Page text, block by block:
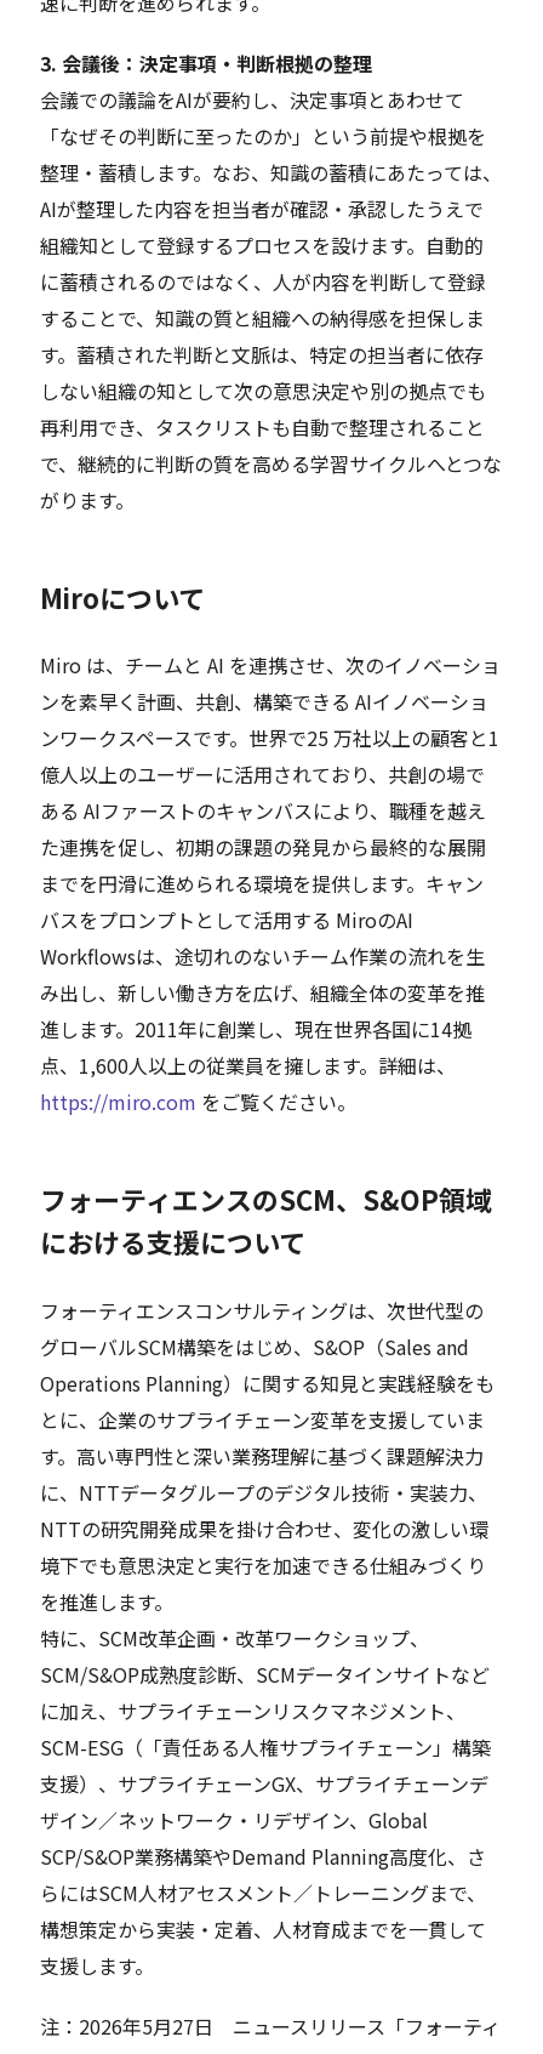
3. 会議後：決定事項・判断根拠の整理
会議での議論をAIが要約し、決定事項とあわせて
「なぜその判断に至ったのか」という前提や根拠を
整理・蓄積します。なお、知識の蓄積にあたっては、
AIが整理した内容を担当者が確認・承認したうえで
組織知として登録するプロセスを設けます。自動的
に蓄積されるのではなく、人が内容を判断して登録
することで、知識の質と組織への納得感を担保しま
す。蓄積された判断と文脈は、特定の担当者に依存
しない組織の知として次の意思決定や別の拠点でも
再利用でき、タスクリストも自動で整理されること
で、継続的に判断の質を高める学習サイクルへとつな
がります。
Miroについて
Miro は、チームと AI を連携させ、次のイノベーショ
ンを素早く計画、共創、構築できる AIイノベーショ
ンワークスペースです。世界で25 万社以上の顧客と1
億人以上のユーザーに活用されており、共創の場で
ある AIファーストのキャンバスにより、職種を越え
た連携を促し、初期の課題の発見から最終的な展開
までを円滑に進められる環境を提供します。キャン
バスをプロンプトとして活用する MiroのAI
Workflowsは、途切れのないチーム作業の流れを生
み出し、新しい働き方を広げ、組織全体の変革を推
進します。2011年に創業し、現在世界各国に14拠
点、1,600人以上の従業員を擁します。詳細は、
https://miro.com をご覧ください。
フォーティエンスのSCM、S&OP領域
における支援について
フォーティエンスコンサルティングは、次世代型の
グローバルSCM構築をはじめ、S&OP（Sales and
Operations Planning）に関する知見と実践経験をも
とに、企業のサプライチェーン変革を支援していま
す。高い専門性と深い業務理解に基づく課題解決力
に、NTTデータグループのデジタル技術・実装力、
NTTの研究開発成果を掛け合わせ、変化の激しい環
境下でも意思決定と実行を加速できる仕組みづくり
を推進します。
特に、SCM改革企画・改革ワークショップ、
SCM/S&OP成熟度診断、SCMデータインサイトなど
に加え、サプライチェーンリスクマネジメント、
SCM-ESG（「責任ある人権サプライチェーン」構築
支援）、サプライチェーンGX、サプライチェーンデ
ザイン／ネットワーク・リデザイン、Global
SCP/S&OP業務構築やDemand Planning高度化、さ
らにはSCM人材アセスメント／トレーニングまで、
構想策定から実装・定着、人材育成までを一貫して
支援します。
注：2026年5月27日 ニュースリリース「フォーティ